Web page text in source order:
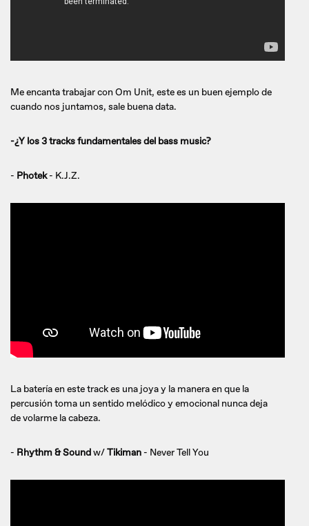
Me encanta trabajar con Om Unit, este es un buen ejemplo de
cuando nos juntamos, sale buena data.
-¿Y los 3 tracks fundamentales del bass music?
- Photek- K.J.Z.
La batería en este track es una joya y la manera en que la
percusión toma un sentido melódico y emocional nunca deja
de volarme la cabeza.
- Rhythm & Soundw/Tikiman - Never Tell You